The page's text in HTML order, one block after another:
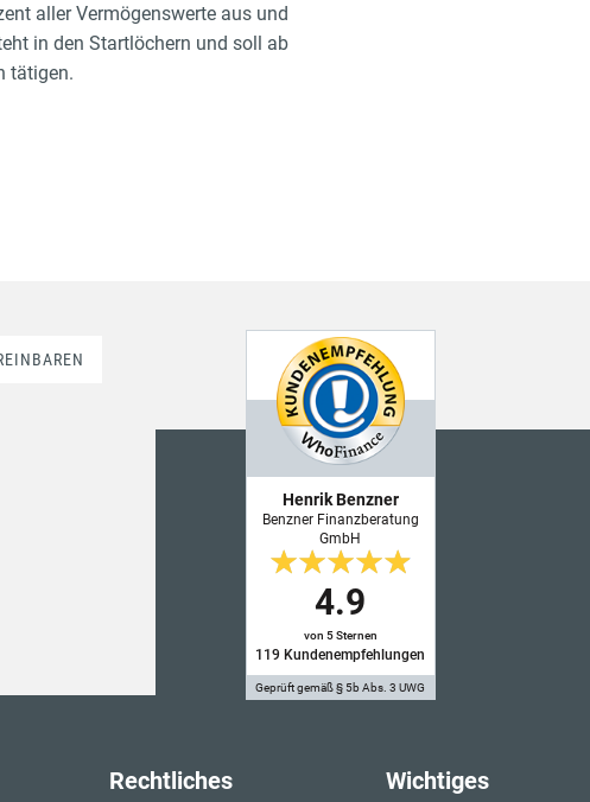
aller Vermögenswerte aus und
in den Startlöchern und soll ab
tätigen.
Henrik Benzner
Benzner Finanzberatung
GmbH
4.9
von 5 Sternen
119 Kundenempfehlungen
Geprüft gemäß § 5b Abs. 3 UWG
Rechtliches Wichtiges